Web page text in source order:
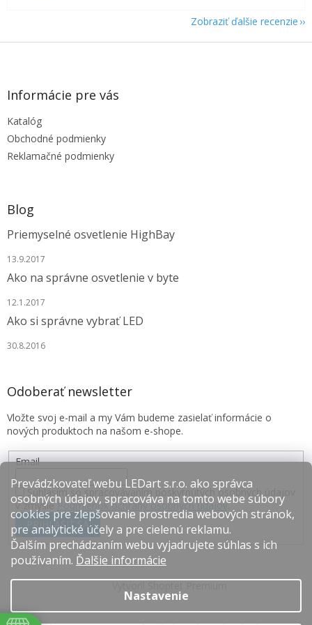
Prevádzkovateľ webu LEDart s.r.o. ako správca
osobných údajov, spracováva na tomto webe súbory
cookies pre zlepšovanie prostredia webových stránok,
pre analytické účely a pre cielenú reklamu.
Ďalším prechádzaním webu vyjadrujete súhlas s ich
používaním. Ďalšie informácie
Nastavenie
Zobraziť ďalšie recenzie
Z
Informácie pre vás
Katalóg
Obchodné podmienky
Reklamačné podmienky
Blog
Priemyselné osvetlenie HighBay
13.9.2017
Ako na správne osvetlenie v byte
12.1.2017
Ako si správne vybrať LED
30.8.2016
Odoberať newsletter
Vložte svoj e-mail a my Vám budeme zasielať informácie o
nových produktoch na našom e-shope.
Email
Súhlasím so spracovávaním poskytnutých osobných údajov
v zmysle Podmienok ochrany osobných údajov.
PRIHLÁSIŤ SA